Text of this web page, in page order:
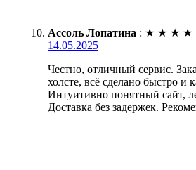
Ассоль Лопатина : ★ ★ ★ ★
14.05.2025
Честно, отличный сервис.
холсте, всё сделано быстро и
Интуитивно понятный сайт,
Доставка без задержек.